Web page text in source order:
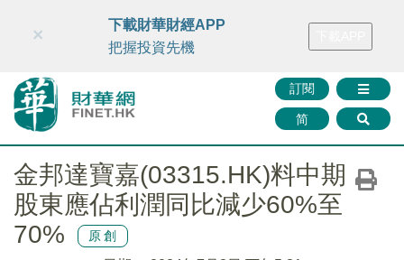
財華智庫網 FINTV FINMETA 財華證券 媒體矩陣
訂閱
简
×
下載財華財經APP
把握投資先機
金邦達寶嘉(03315.HK)料中期
股東應佔利潤同比減少60%至
70%
原創